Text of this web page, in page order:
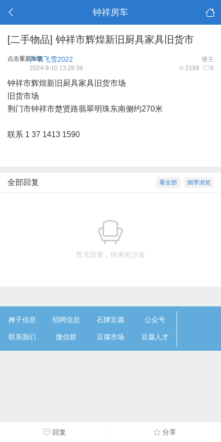
钟祥房车
[二手物品] 钟祥市辉煌新旧厨具家具旧货市
点击重新加载 楼主
芦苇飞雪2022
2189 0
2024-9-10 13:28:39
钟祥市辉煌新旧厨具家具旧货市场
旧货市场
荆门市钟祥市楚贤路翡翠明珠东南侧约270米
联系 1 37 1413 1590
倒序浏览
看全部
全部回复
暂无回复，快来抢沙发
回复 分享
摊子信息 招聘信息 石牌豆腐 公众号
联系我们 微信群 豆腐市场 豆腐人才